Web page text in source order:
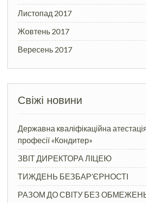
Листопад 2017
Жовтень 2017
Вересень 2017
Свіжі новини
Державна кваліфікаційна
професії «Кондитер»
ЗВІТ ДИРЕКТОРА ЛІЦЕЮ
ТИЖДЕНЬ БЕЗБАР’ЄРНОСТІ
РАЗОМ ДО СВІТУ БЕЗ